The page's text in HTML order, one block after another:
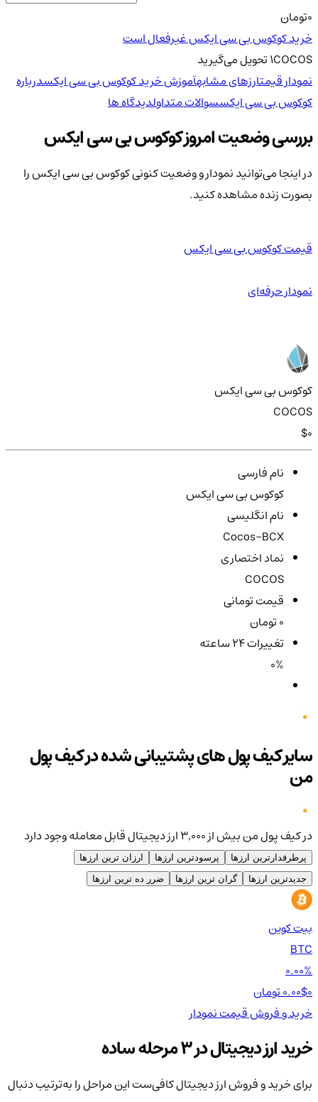
تومان
خرید کوکوس بی سی ایکس غیرفعال است
1COCOSتحویلمی‌گیرید
نمودار قیمتارزهای مشابهآموزش خرید کوکوس بی سی ایکسدرباره
کوکوس بی سی ایکسسوالات متداولدیدگاه ها
بررسی وضعیت امروز کوکوس بی سی ایکس
در اینجا می‌توانید نمودار و وضعیت کنونی کوکوس بی سی ایکس را
بصورت زنده مشاهده کنید.
قیمت کوکوس بی سی ایکس
نمودار حرفه‌ای
کوکوس بی سی ایکس
COCOS
$0
نام فارسی
کوکوس بی سی ایکس
نام انگلیسی
Cocos-BCX
نماد اختصاری
COCOS
قیمت تومانی
تغییرات ۲۴ ساعته
0%
سایر کیف پول های پشتیبانی شده در کیف پول
من
در کیف پول من بیش از ۳,۰۰۰ ارز دیجیتال قابل معامله وجود دارد
پرطرفدارترین ارزها پرسودترین ارزها
ارزان ترین ارزها
جدیدترین ارزها
گران ترین ارزها ضرر ده ترین ارزها
بیت کوین
BTC
0.00%
0.00$
خرید و فروشقیمتنمودار
خرید ارز دیجیتال در 3 مرحله ساده
برای خرید و فروش ارز دیجیتال کافی‌ست این مراحل را به‌ترتیب دنبال